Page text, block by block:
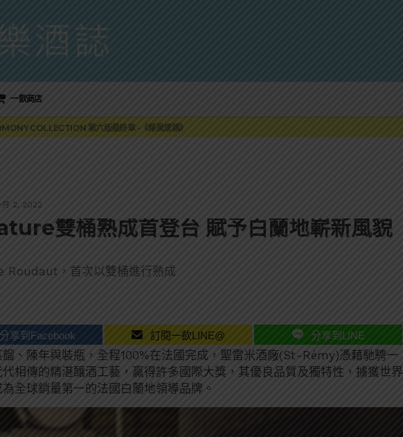
一飲商店
威士忌零關稅！烈酒產業再次迎來重磅利多
COLLECTION 第六版最終章 -《椰風煖韻》
一步，角瓶攜手頂呱呱 全新套餐限時登場
旬系列「柚子雪見」限量登場！首款罐裝GIN SODA 10月同步上市
威士忌零關稅！烈酒產業再次迎來重磅利多
COLLECTION 第六版最終章 -《椰風煖韻》
月 2, 2022
雙桶熟成首登台 賦予白蘭地嶄新風貌
Roudaut，首次以雙桶進行熟成
分享到Facebook 訂閱一飲LINE@ 分享到LINE
、陳年與裝瓶，全程100%在法國完成，聖雷米酒廠(St-Rémy)憑藉馳騁一
相傳的精湛釀酒工藝，贏得許多國際大獎，其優良品質及獨特性，擄獲世界
全球銷量第一的法國白蘭地領導品牌。